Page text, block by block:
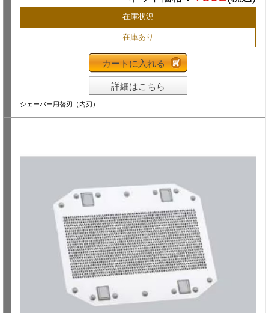
在庫状況
在庫あり
カートに入れる
詳細はこちら
シェーバー用替刃（内刃）